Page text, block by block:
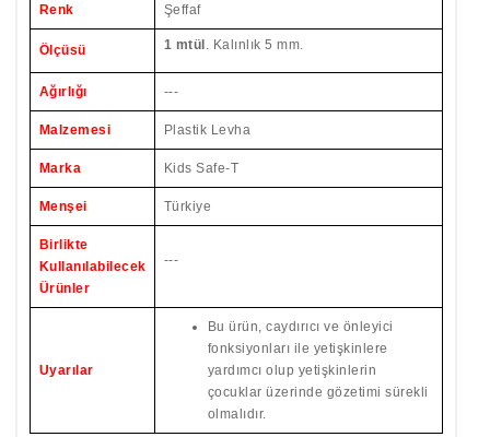
Renk Şeffaf
Ölçüsü 1 mtül . Kalınlık 5 mm.
Ağırlığı ---
Malzemesi Plastik Levha
Marka Kids Safe-T
Menşei Türkiye
Birlikte
Kullanılabilecek
Ürünler
---
Uyarılar
Bu ürün, caydırıcı ve önleyici
fonksiyonları ile yetişkinlere
yardımcı olup yetişkinlerin
çocuklar üzerinde gözetimi sürekli
olmalıdır.